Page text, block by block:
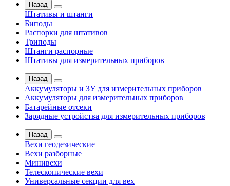
Назад
Штативы и штанги
Биподы
Распорки для штативов
Триподы
Штанги распорные
Штативы для измерительных приборов
Назад
Аккумуляторы и ЗУ для измерительных приборов
Аккумуляторы для измерительных приборов
Батарейные отсеки
Зарядные устройства для измерительных приборов
Назад
Вехи геодезические
Вехи разборные
Минивехи
Телескопические вехи
Универсальные секции для вех